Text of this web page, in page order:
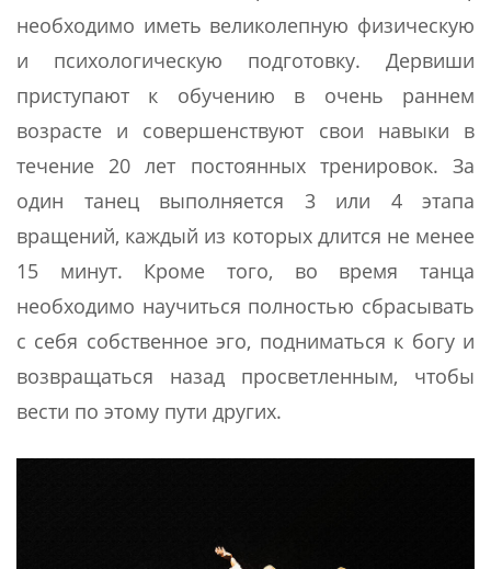
необходимо иметь великолепную физическую
и психологическую подготовку. Дервиши
приступают к обучению в очень раннем
возрасте и совершенствуют свои навыки в
течение 20 лет постоянных тренировок. За
один танец выполняется 3 или 4 этапа
вращений, каждый из которых длится не менее
15 минут. Кроме того, во время танца
необходимо научиться полностью сбрасывать
с себя собственное эго, подниматься к богу и
возвращаться назад просветленным, чтобы
вести по этому пути других.